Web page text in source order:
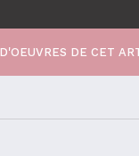
DE CET